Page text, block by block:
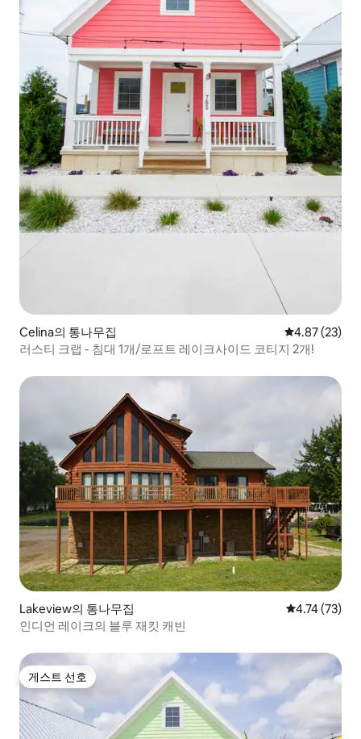
Celina의 통나무집 평점 4.87점(5
4.87 (23)
러스티 크랩 - 침대 1개/로프트 레이크사이드 코티지 2개!
Lakeview의 통나무집 평점 4.74점
4.74 (73)
인디언 레이크의 블루 재킷 캐빈
게스트 선호
게스트 선호